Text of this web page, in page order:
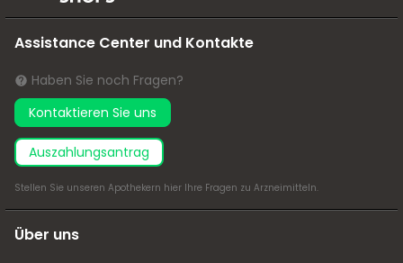
Assistance Center und Kontakte
Haben Sie noch Fragen?
Kontaktieren Sie uns
Auszahlungsantrag
Stellen Sie unseren Apothekern hier Ihre Fragen zu Arzneimitteln.
Über uns